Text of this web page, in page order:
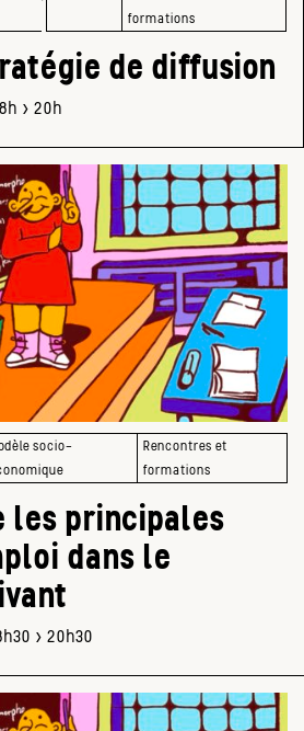
formations
de diffusion
> 20h
socio-
Rencontres et
formations
les principales
dans le
> 20h30